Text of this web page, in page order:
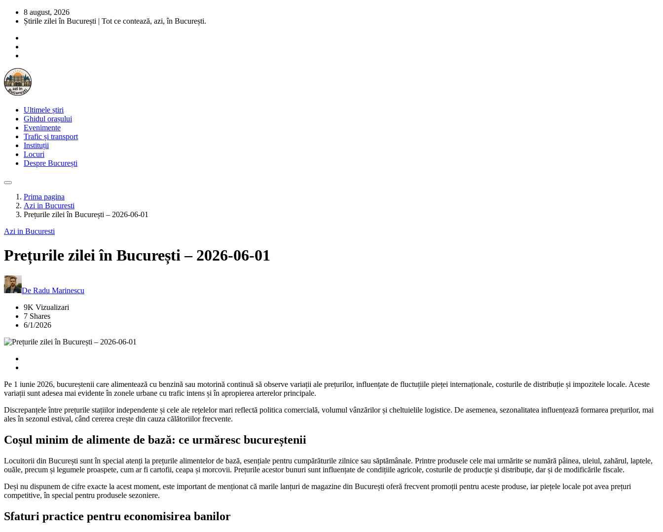
8 august, 2026
Știrile zilei în București | Tot ce contează, azi, în București.
Ultimele știri
Ghidul orașului
Evenimente
Trafic și transport
Instituții
Locuri
Despre București
Prima pagina
Azi in Bucuresti
Prețurile zilei în București – 2026-06-01
Azi in Bucuresti
Prețurile zilei în București – 2026-06-01
De Radu Marinescu
9K Vizualizari
7 Shares
6/1/2026
Pe 1 iunie 2026, bucureștenii care alimentează cu benzină sau motorină continuă să observe variații ale prețurilor, influențate de fluctuțiile pieței internaționale, costurile de distribuție și impozitele locale. Aceste
variații sunt adesea mai evidente în zonele urbane cu trafic intens și în apropierea arterelor principale.
Discrepanțele între prețurile stațiilor independente și cele ale rețelelor mari reflectă politica comercială, volumul vânzărilor și cheltuielile logistice. De asemenea, sezonalitatea influențează formarea prețurilor, mai
ales în sezonul estival, când cererea crește din cauza călătoriilor frecvente.
Coșul minim de alimente de bază: ce urmăresc bucureștenii
Locuitorii din București sunt în special atenți la prețurile alimentelor de bază, esențiale pentru cumpărăturile zilnice sau săptămânale. Printre produsele cele mai urmărite se numără pâinea, uleiul, zahărul, laptele,
ouăle, precum și legumele proaspete, cum ar fi cartofii, ceapa și morcovii. Prețurile acestor bunuri sunt influențate de condițiile agricole, costurile de producție și distribuție, dar și de modificările fiscale.
Deși nu dispunem de cifre exacte la acest moment, este important de menționat că marile lanțuri de magazine din București oferă frecvent promoții pentru aceste produse, iar piețele locale pot avea prețuri
competitive, în special pentru produsele sezoniere.
Sfaturi practice pentru economisirea banilor